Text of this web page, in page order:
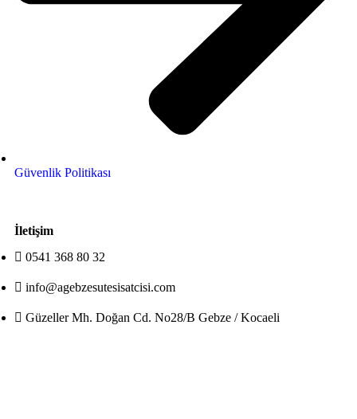
Güvenlik Politikası
İletişim
0541 368 80 32
info@agebzesutesisatcisi.com
Güzeller Mh. Doğan Cd. No28/B Gebze / Kocaeli